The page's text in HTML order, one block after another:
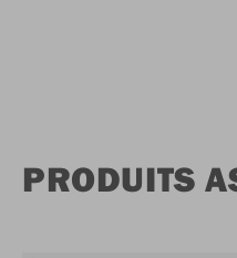
PRODUITS